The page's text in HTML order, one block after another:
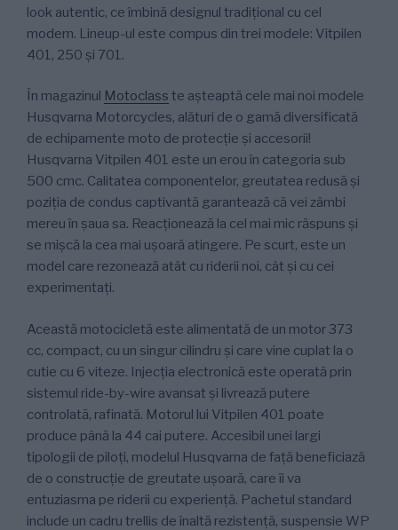
look autentic, ce îmbină designul tradițional cu cel
modern. Lineup-ul este compus din trei modele: Vitpilen
401, 250 și 701.
În magazinul Motoclass te așteaptă cele mai noi modele
Husqvarna Motorcycles, alături de o gamă diversificată
de echipamente moto de protecție și accesorii!
Husqvarna Vitpilen 401 este un erou în categoria sub
500 cmc. Calitatea componentelor, greutatea redusă și
poziția de condus captivantă garantează că vei zâmbi
mereu în șaua sa. Reacționează la cel mai mic răspuns și
se mișcă la cea mai ușoară atingere. Pe scurt, este un
model care rezonează atât cu riderii noi, cât și cu cei
experimentați.
Această motocicletă este alimentată de un motor 373
cc, compact, cu un singur cilindru și care vine cuplat la o
cutie cu 6 viteze. Injecția electronică este operată prin
sistemul ride-by-wire avansat și livrează putere
controlată, rafinată. Motorul lui Vitpilen 401 poate
produce până la 44 cai putere. Accesibil unei largi
tipologii de piloți, modelul Husqvarna de față beneficiază
de o construcție de greutate ușoară, care îi va
entuziasma pe riderii cu experiență. Pachetul standard
include un cadru trellis de înaltă rezistență, suspensie WP